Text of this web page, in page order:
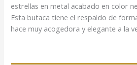
estrellas en metal acabado en color
Esta butaca tiene el respaldo de
hace muy acogedora y elegante a la